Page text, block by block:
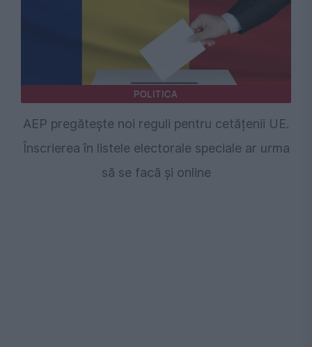
POLITICA
AEP pregătește noi reguli pentru cetățenii UE.
Înscrierea în listele electorale speciale ar urma
să se facă și online